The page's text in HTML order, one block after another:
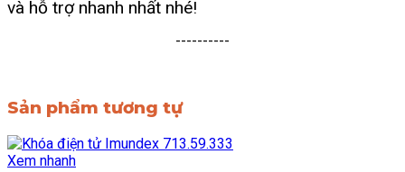
và hỗ trợ nhanh nhất nhé!
----------
Sản phẩm tương tự
Xem nhanh